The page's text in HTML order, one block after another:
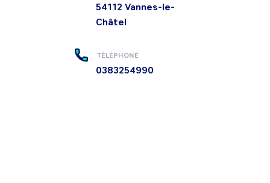
54112 Vannes-le-
Châtel
TÉLÉPHONE
0383254990